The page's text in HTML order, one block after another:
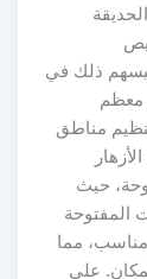
ذلك في
معظم
مناطق
حيث
المفتوحة
مما
على